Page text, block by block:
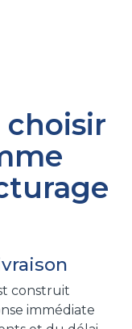
choisir
construit
immédiate